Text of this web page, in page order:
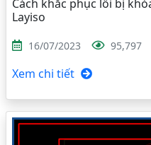
Cách khắc phục lỗi bị
Layiso
16/07/2023 95,797
Xem chi tiết